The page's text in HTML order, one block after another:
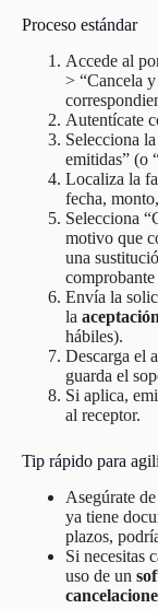
Proceso estándar
Accede al
> “Cancela
Autentícate
Selecciona
emitidas” (o
Localiza la
fecha,
Selecciona
motivo que
una
Envía la
la
hábiles).
Descarga el
guarda el
Si aplica,
al receptor.
Tip rápido para
Asegúrate
ya tiene
plazos,
Si necesitas
uso de un